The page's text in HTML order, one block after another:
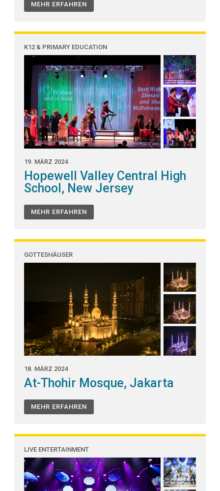
MEHR ERFAHREN
K12 & PRIMARY EDUCATION
19. MÄRZ 2024
Hopewell Valley Central High
School, New Jersey
MEHR ERFAHREN
GOTTESHÄUSER
18. MÄRZ 2024
At-Thohir Mosque, Jakarta
MEHR ERFAHREN
LIVE ENTERTAINMENT